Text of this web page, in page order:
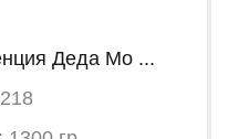
Деда Мо ...